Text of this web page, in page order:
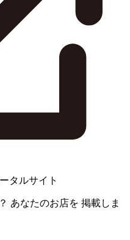
タルサイト
あなたのお店を 掲載しま